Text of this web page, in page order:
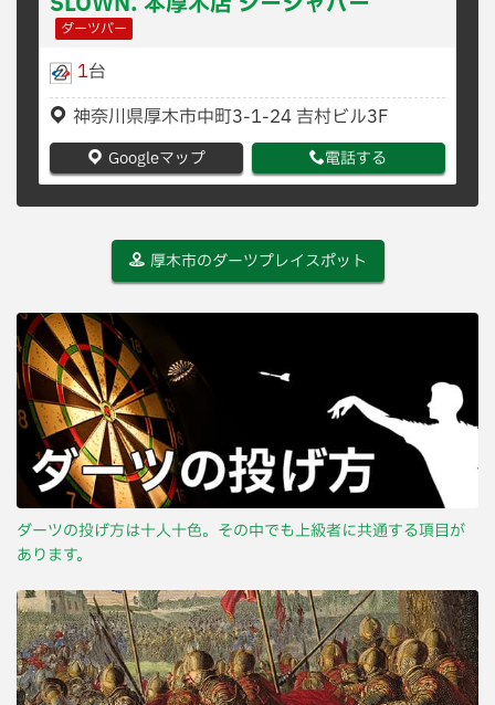
ダーツバー
1台
神奈川県厚木市中町3-1-24 吉村ビル3F
Googleマップ 電話する
厚木市のダーツプレイスポット
ダーツの投げ方は十人十色。その中でも上級者に共通する項目が
あります。